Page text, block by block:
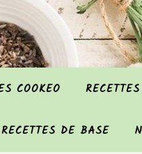
COOKEO
RECETTES DE BASE